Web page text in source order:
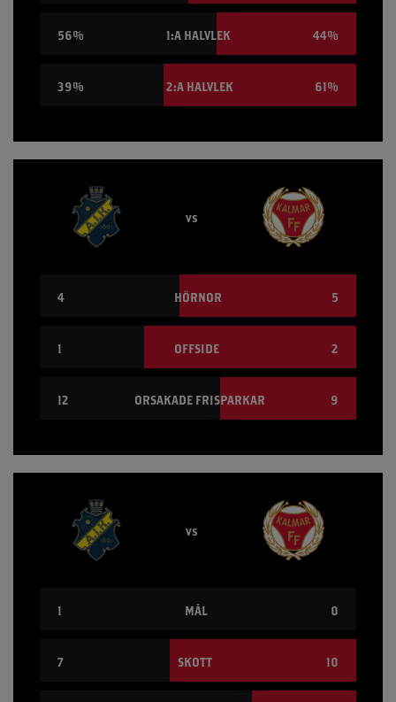
56% 1:A HALVLEK 44%
39% 2:A HALVLEK 61%
vs
4 HÖRNOR 5
1 OFFSIDE 2
12 ORSAKADE FRISPARKAR 9
vs
1 MÅL 0
7 SKOTT 10